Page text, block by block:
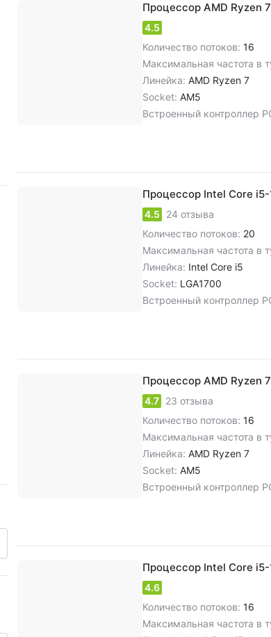
Процессор AMD Ryzen
4.5
Количество потоков: 16
Максимальная частота в
Линейка: AMD Ryzen 7
Socket: AM5
Встроенный контроллер
Процессор Intel Core
4.5
24 отзыва
Количество потоков: 20
Максимальная частота в
Линейка: Intel Core i5
Socket: LGA1700
Встроенный контроллер
Процессор AMD Ryzen
4.7 23 отзыва
Количество потоков: 16
Максимальная частота в
Линейка: AMD Ryzen 7
Socket: AM5
Встроенный контроллер
Процессор Intel Core
4.6
Количество потоков: 16
Максимальная частота в